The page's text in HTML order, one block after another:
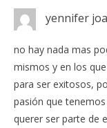
yennifer
no hay nada mas
mismos y en los
para ser exitosos,
pasión que
querer ser parte de